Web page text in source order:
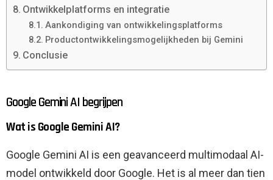
Ontwikkelplatforms en integratie
Aankondiging van ontwikkelingsplatforms
Productontwikkelingsmogelijkheden bij Gemini
Conclusie
Google Gemini AI begrijpen
Wat is Google Gemini AI?
Google Gemini AI is een geavanceerd multimodaal AI-
model ontwikkeld door Google. Het is al meer dan tien